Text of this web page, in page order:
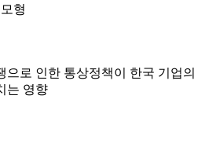
형
으로 인한 통상정책이 한국 기업의
는 영향